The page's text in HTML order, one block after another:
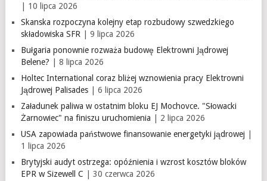
| 10 lipca 2026
Skanska rozpoczyna kolejny etap rozbudowy szwedzkiego
składowiska SFR| 9 lipca 2026
Bułgaria ponownie rozważa budowę Elektrowni Jądrowej
Belene? | 8 lipca 2026
Holtec International coraz bliżej wznowienia pracy Elektrowni
Jądrowej Palisades| 6 lipca 2026
Załadunek paliwa w ostatnim bloku EJ Mochovce. "Słowacki
Żarnowiec" na finiszu uruchomienia | 2 lipca 2026
USA zapowiada państwowe finansowanie energetyki jądrowej
1 lipca 2026
Brytyjski audyt ostrzega: opóźnienia i wzrost kosztów bloków
EPR w Sizewell C | 30 czerwca 2026